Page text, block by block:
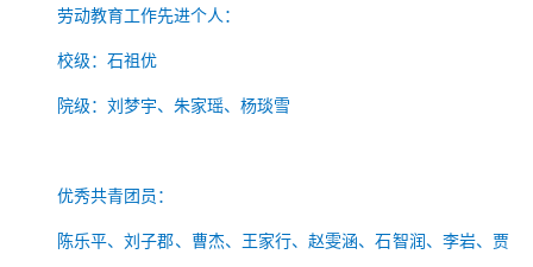
劳动教育工作先进个人：
校级： 石祖优
院级： 刘梦宇、朱家瑶、杨琰雪
优秀共青团员：
陈乐平、刘子郡、曹杰、王家行、赵雯涵、石智润、李岩、贾